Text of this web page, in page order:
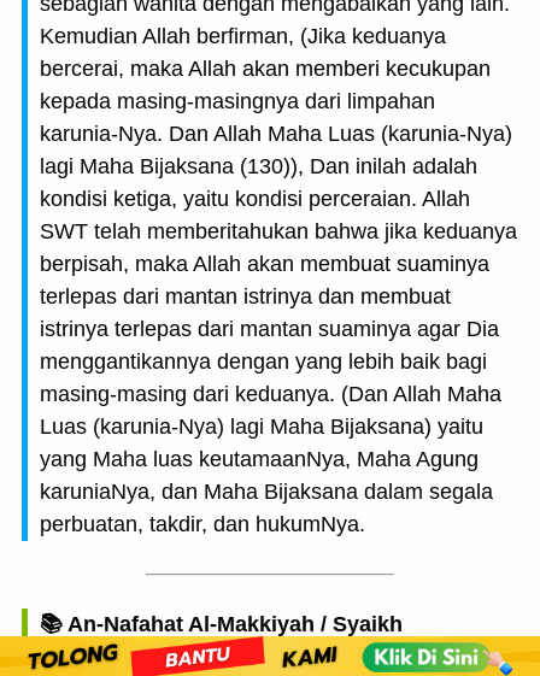
Kemudian Allah berfirman, (Jika keduanya
bercerai, maka Allah akan memberi kecukupan
kepada masing-masingnya dari limpahan
karunia-Nya. Dan Allah Maha Luas (karunia-Nya)
lagi Maha Bijaksana (130)), Dan inilah adalah
kondisi ketiga, yaitu kondisi perceraian. Allah
SWT telah memberitahukan bahwa jika keduanya
berpisah, maka Allah akan membuat suaminya
terlepas dari mantan istrinya dan membuat
istrinya terlepas dari mantan suaminya agar Dia
menggantikannya dengan yang lebih baik bagi
masing-masing dari keduanya. (Dan Allah Maha
Luas (karunia-Nya) lagi Maha Bijaksana) yaitu
yang Maha luas keutamaanNya, Maha Agung
karuniaNya, dan Maha Bijaksana dalam segala
perbuatan, takdir, dan hukumNya.
📚 An-Nafahat Al-Makkiyah / Syaikh
Muhammad bin Shalih asy-Syawi